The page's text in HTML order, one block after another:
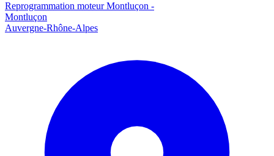
Reprogrammation moteurMontluçon -
Montluçon
Auvergne-Rhône-Alpes